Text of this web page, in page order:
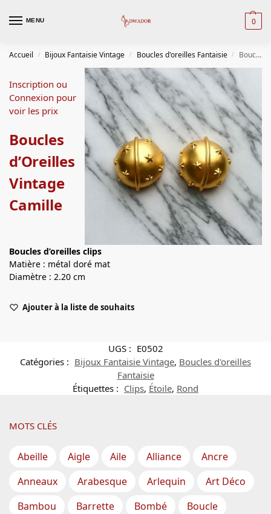
MENU 0
Accueil / Bijoux Fantaisie Vintage / Boucles d'oreilles Fantaisie / Boucles d’Oreilles Vintage Camille
Inscription ou
Connexion pour
voir les prix
Boucles
d’Oreilles
Vintage
Camille
Boucles d’oreilles clips
Matière : métal doré mat
Diamètre : 2.20 cm
Ajouter à la liste de souhaits
UGS : E0502
Catégories : Bijoux Fantaisie Vintage, Boucles d'oreilles
Fantaisie
Étiquettes : Clips, Étoile, Rond
MOTS CLÉS
Abeille Aigle Aile Alliance
Ancre
Anneaux
Arabesque Arlequin
Art Déco
Bambou
Barrette Bombé
Boucle